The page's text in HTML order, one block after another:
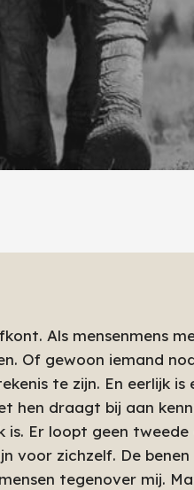
Als mensenmens
Of gewoon iemand
te zijn. En eerlijk
hen draagt bij aan
Er loopt geen
voor zichzelf. De
tegenover mij.